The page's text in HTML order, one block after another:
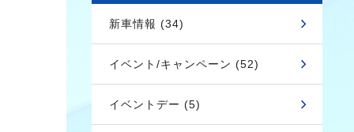
新車情報 (34)
イベント/キャンペーン (52)
イベントデー (5)